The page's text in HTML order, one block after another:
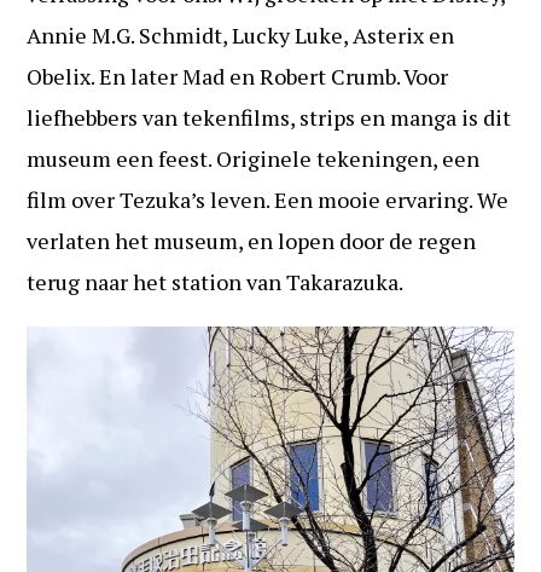
Annie M.G. Schmidt, Lucky Luke, Asterix en
Obelix. En later Mad en Robert Crumb. Voor
liefhebbers van tekenfilms, strips en manga is dit
museum een feest. Originele tekeningen, een
film over Tezuka’s leven. Een mooie ervaring. We
verlaten het museum, en lopen door de regen
terug naar het station van Takarazuka.